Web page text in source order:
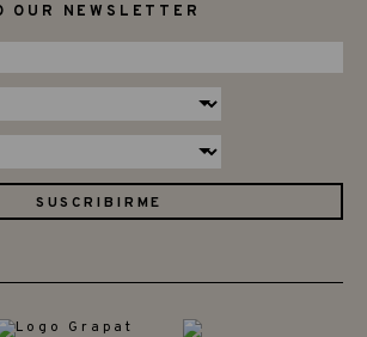
OUR NEWSLETTER